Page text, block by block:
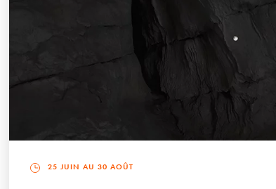
25 JUIN AU 30 AOÛT